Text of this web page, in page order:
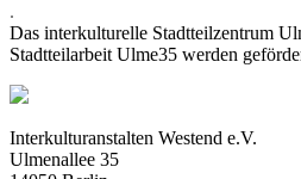
.
Das interkulturelle Stadtteilzentrum
Stadtteilarbeit Ulme35 werden
Interkulturanstalten Westend e.V.
Ulmenallee 35